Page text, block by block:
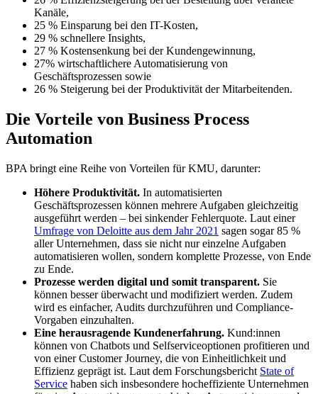
Kanäle,
25 % Einsparung bei den IT-Kosten,
29 % schnellere Insights,
27 % Kostensenkung bei der Kundengewinnung,
27% wirtschaftlichere Automatisierung von
Geschäftsprozessen sowie
26 % Steigerung bei der Produktivität der Mitarbeitenden.
Die Vorteile von Business Process
Automation
BPA bringt eine Reihe von Vorteilen für KMU, darunter:
Höhere Produktivität. In automatisierten
Geschäftsprozessen können mehrere Aufgaben gleichzeitig
ausgeführt werden – bei sinkender Fehlerquote. Laut einer
Umfrage von Deloitte aus dem Jahr 2021 sagen sogar 85 %
aller Unternehmen, dass sie nicht nur einzelne Aufgaben
automatisieren wollen, sondern komplette Prozesse, von Ende
zu Ende.
Prozesse werden digital und somit transparent. Sie
können besser überwacht und modifiziert werden. Zudem
wird es einfacher, Audits durchzuführen und Compliance-
Vorgaben einzuhalten.
Eine herausragende Kundenerfahrung. Kund:innen
können von Chatbots und Selfserviceoptionen profitieren und
von einer Customer Journey, die von Einheitlichkeit und
Effizienz geprägt ist. Laut dem Forschungsbericht State of
Service haben sich insbesondere hocheffiziente Unternehmen